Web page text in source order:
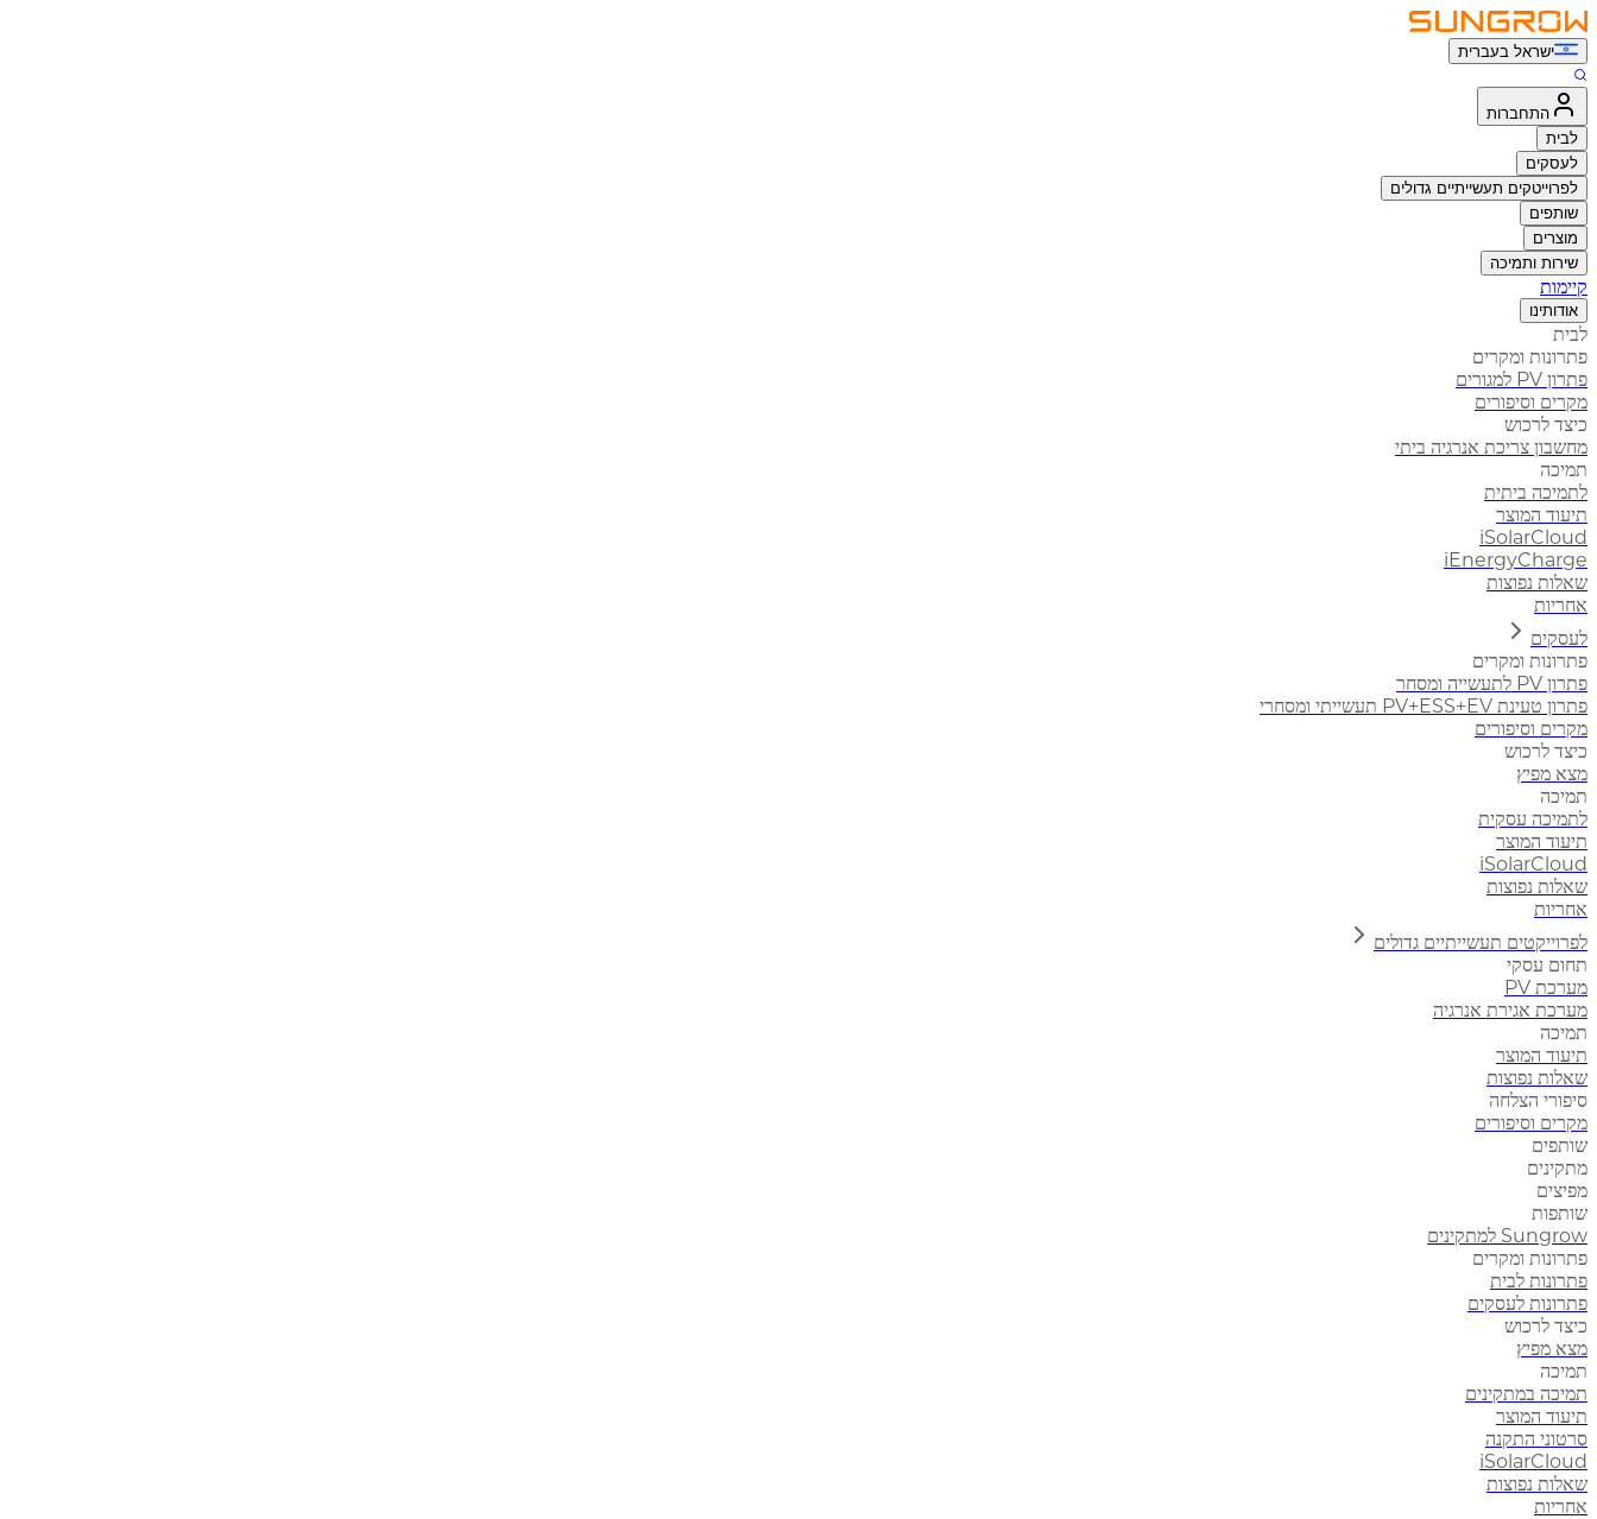
ישראל בעברית
התחברות
לבית
לעסקים
לפרוייטקים תעשייתיים גדולים
שותפים
מוצרים
שירות ותמיכה
קיימות
אודותינו
לבית
פתרונות ומקרים
פתרון PV למגורים
מקרים וסיפורים
כיצד לרכוש
מחשבון צריכת אנרגיה ביתי
תמיכה
לתמיכה ביתית
תיעוד המוצר
iSolarCloud
iEnergyCharge
שאלות נפוצות
אחריות
לעסקים
פתרונות ומקרים
פתרון PV לתעשייה ומסחר
פתרון טעינת PV+ESS+EV תעשייתי ומסחרי
מקרים וסיפורים
כיצד לרכוש
מצא מפיץ
תמיכה
לתמיכה עסקית
תיעוד המוצר
iSolarCloud
שאלות נפוצות
אחריות
לפרוייקטים תעשייתיים גדולים
תחום עסקי
מערכת PV
מערכת אגירת אנרגיה
תמיכה
תיעוד המוצר
שאלות נפוצות
סיפורי הצלחה
מקרים וסיפורים
שותפים
מתקינים
מפיצים
שותפות
Sungrow למתקינים
פתרונות ומקרים
פתרונות לבית
פתרונות לעסקים
כיצד לרכוש
מצא מפיץ
תמיכה
תמיכה במתקינים
תיעוד המוצר
סרטוני התקנה
iSolarCloud
שאלות נפוצות
אחריות